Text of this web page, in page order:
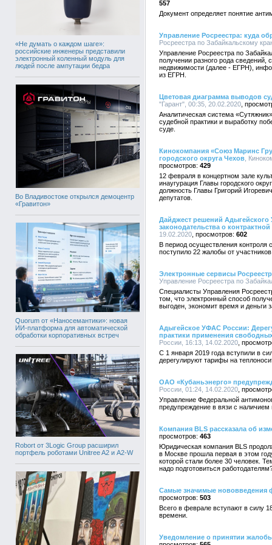
«Не думать о каждом шаге»:
российские инженеры представили
электронный коленный модуль для
людей после ампутации бедра
Во Владивостоке открылся демоцентр
«Гравитон»
Quorum от «Наносемантики»: новая
ИИ-платформа для автоматической
обработки корпоративных встреч
Robort от 3Logic Group расширил
портфель роботами Unitree A2 и A2-W
557
Документ определяет понятие
Управление Росреестра: куда
Росреестра по Забайкальскому
Управление Росреестра по
получении разного рода
недвижимости (далее - ЕГРН),
из ЕГРН.
Цветовая диаграмма выводов
"Гарант", 00:35, 20.02.2020
Аналитическая система
судебной практики и выработку
суде.
Кинокомпания «Союз Маринс
городского округа Чехов ,
429
12 февраля в концертном зале
инаугурация Главы городского
должность Главы Григорий
депутатов.
Дайджест решений
законодательства о контрактной
19.02.2020
602
В период осуществления контроля
поступило 22 жалобы от участников
Электронные сервисы
Управление Росреестра по
Специалисты Управления
том, что электронный способ
выгоден, экономит время и деньги
Адыгейское УФАС России:
практики применения
России, 16:13, 14.02.2020
С 1 января 2019 года вступили в
дерегулируют тарифы на
ОАО «Кубаньэнерго»
России, 01:24, 14.02.2020
Управление Федеральной
предупреждение в вязи с
Компания BLS рассказала об
463
Юридическая компания BLS
в Москве прошла первая в этом
которой стали более 30 человек.
надо подготовиться
Самые значимые нововведения
503
Всего в феврале вступают в силу
времени.
Уведомление о принятии